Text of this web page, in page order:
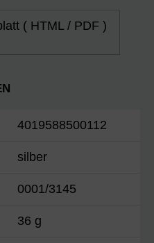
( HTML / PDF )
4019588500112
silber
0001/3145
36 g